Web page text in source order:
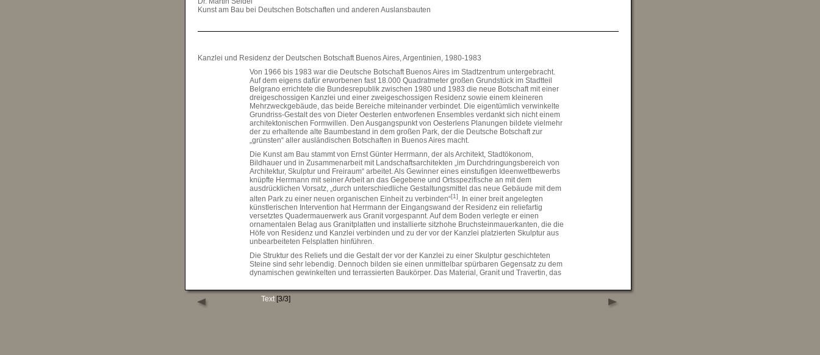
Kunst am Bau bei Deutschen Botschaften und anderen Auslansbauten
Kanzlei und Residenz der Deutschen Botschaft Buenos Aires, Argentinien, 1980‐1983
Von 1966 bis 1983 war die Deutsche Botschaft Buenos Aires im Stadtzentrum untergebracht.
Auf dem eigens dafür erworbenen fast 18.000 Quadratmeter großen Grundstück im Stadtteil
Belgrano errichtete die Bundesrepublik zwischen 1980 und 1983 die neue Botschaft mit einer
dreigeschossigen Kanzlei und einer zweigeschossigen Residenz sowie einem kleineren
Mehrzweckgebäude, das beide Bereiche miteinander verbindet. Die eigentümlich verwinkelte
Grundriss‐Gestalt des von Dieter Oesterlen entworfenen Ensembles verdankt sich nicht einem
architektonischen Formwillen. Den Ausgangspunkt von Oesterlens Planungen bildete vielmehr
der zu erhaltende alte Baumbestand in dem großen Park, der die Deutsche Botschaft zur
„grünsten“ aller ausländischen Botschaften in Buenos Aires macht.
Die Kunst am Bau stammt von Ernst Günter Herrmann, der als Architekt, Stadtökonom,
Bildhauer und in Zusammenarbeit mit Landschaftsarchitekten „im Durchdringungsbereich von
Architektur, Skulptur und Freiraum“ arbeitet. Als Gewinner eines einstufigen Ideenwettbewerbs
knüpfte Herrmann mit seiner Arbeit an das Gegebene und Ortsspezifische an mit dem
ausdrücklichen Vorsatz, „durch unterschiedliche Gestaltungsmittel das neue Gebäude mit dem
alten Park zu einer neuen organischen Einheit zu verbinden“[1]. In einer breit angelegten
künstlerischen Intervention hat Herrmann der Eingangswand der Residenz ein reliefartig
versetztes Quadermauerwerk aus Granit vorgespannt. Auf dem Boden verlegte er einen
ornamentalen Belag aus Granitplatten und installierte sitzhohe Bruchsteinmauerkanten, die die
Höfe von Residenz und Kanzlei verbinden und zu der vor der Kanzlei platzierten Skulptur aus
unbearbeiteten Felsplatten hinführen.
Die Struktur des Reliefs und die Gestalt der vor der Kanzlei zu einer Skulptur geschichteten
Steine sind sehr lebendig. Dennoch bilden sie einen unmittelbar spürbaren Gegensatz zu dem
dynamischen gewinkelten und terrassierten Baukörper. Das Material, Granit und Travertin, das
zwischen der Kunst und der Architektur direkte Bezüge her. Im Empfangsraum der Residenz
stoßen Ausläufer der reliefierten Granitwand auf den Travertin des Bodens und den grün
Text[3/3]